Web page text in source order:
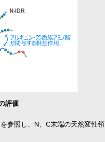
評価
参照し、N、C末端の天然変性領